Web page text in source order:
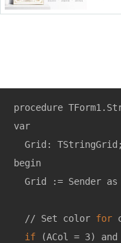
procedure
var
  Grid: TStringGrid;
begin
Grid := Sender as
  // Set color
for
if (ACol = 3) and